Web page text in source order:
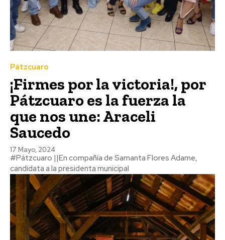
Pátzcuaro
¡Firmes por la victoria!, por
Pátzcuaro es la fuerza la
que nos une: Araceli
Saucedo
17 Mayo, 2024
#Pátzcuaro ||En compañía de Samanta Flores Adame,
candidata a la presidenta municipal